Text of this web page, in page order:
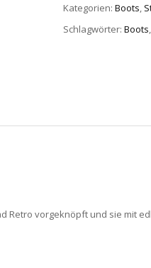
Kategorien: Boots
Schlagwörter: Boots,
vorgeknöpft und sie mit